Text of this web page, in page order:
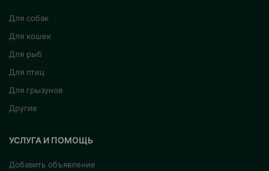
Для собак
Для кошек
Для рыб
Для птиц
Для грызунов
Другие
УСЛУГА И ПОМОЩЬ
Добавить объявление